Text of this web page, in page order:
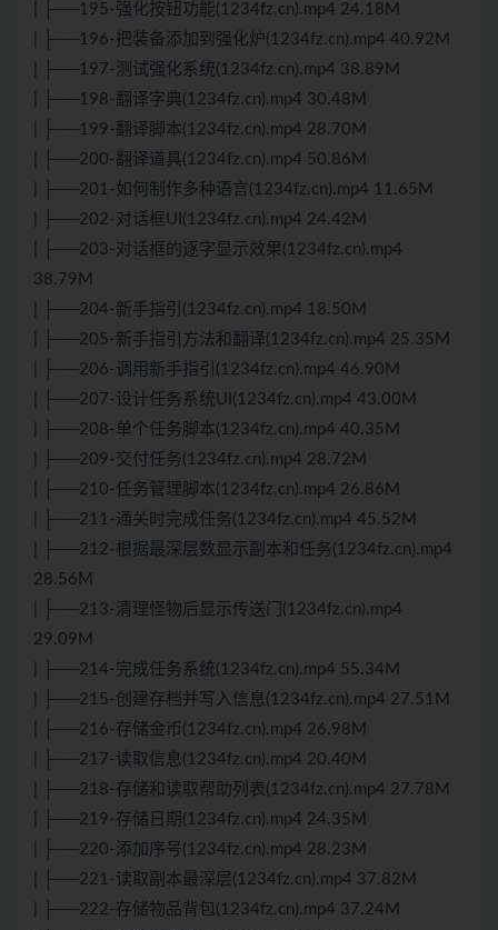
| ├──195-强化按钮功能(1234fz.cn).mp4 24.18M
| ├──196-把装备添加到强化炉(1234fz.cn).mp4 40.92M
| ├──197-测试强化系统(1234fz.cn).mp4 38.89M
| ├──198-翻译字典(1234fz.cn).mp4 30.48M
| ├──199-翻译脚本(1234fz.cn).mp4 28.70M
| ├──200-翻译道具(1234fz.cn).mp4 50.86M
| ├──201-如何制作多种语言(1234fz.cn).mp4 11.65M
| ├──202-对话框UI(1234fz.cn).mp4 24.42M
| ├──203-对话框的逐字显示效果(1234fz.cn).mp4
38.79M
| ├──204-新手指引(1234fz.cn).mp4 18.50M
| ├──205-新手指引方法和翻译(1234fz.cn).mp4 25.35M
| ├──206-调用新手指引(1234fz.cn).mp4 46.90M
| ├──207-设计任务系统UI(1234fz.cn).mp4 43.00M
| ├──208-单个任务脚本(1234fz.cn).mp4 40.35M
| ├──209-交付任务(1234fz.cn).mp4 28.72M
| ├──210-任务管理脚本(1234fz.cn).mp4 26.86M
| ├──211-通关时完成任务(1234fz.cn).mp4 45.52M
| ├──212-根据最深层数显示副本和任务(1234fz.cn).mp4
28.56M
| ├──213-清理怪物后显示传送门(1234fz.cn).mp4
29.09M
| ├──214-完成任务系统(1234fz.cn).mp4 55.34M
| ├──215-创建存档并写入信息(1234fz.cn).mp4 27.51M
| ├──216-存储金币(1234fz.cn).mp4 26.98M
| ├──217-读取信息(1234fz.cn).mp4 20.40M
| ├──218-存储和读取帮助列表(1234fz.cn).mp4 27.78M
| ├──219-存储日期(1234fz.cn).mp4 24.35M
| ├──220-添加序号(1234fz.cn).mp4 28.23M
| ├──221-读取副本最深层(1234fz.cn).mp4 37.82M
| ├──222-存储物品背包(1234fz.cn).mp4 37.24M